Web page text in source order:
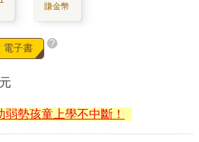
賺金幣
電子書 ?
元
勢孩童上學不中斷！